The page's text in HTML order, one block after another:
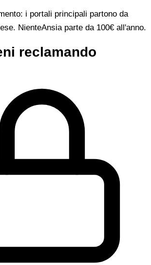
i portali principali partono da
NienteAnsia parte da 100€ all'anno.
reclamando